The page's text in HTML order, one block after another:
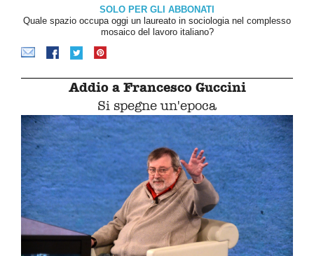
SOLO PER GLI ABBONATI
Quale spazio occupa oggi un laureato in sociologia nel complesso
mosaico del lavoro italiano?
Addio a Francesco Guccini
Si spegne un'epoca